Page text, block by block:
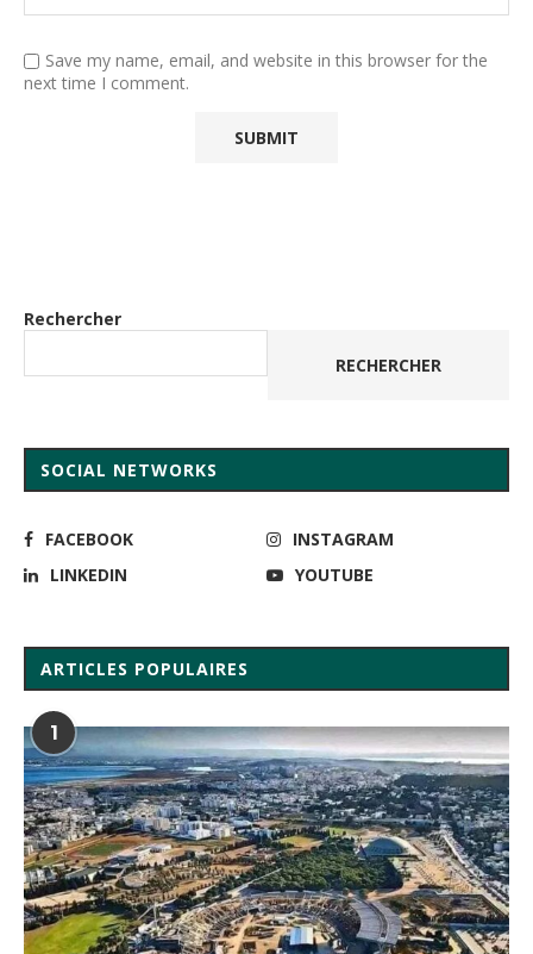
Save my name, email, and website in this browser for the
next time I comment.
Rechercher
RECHERCHER
SOCIAL NETWORKS
FACEBOOK
INSTAGRAM
LINKEDIN
YOUTUBE
ARTICLES POPULAIRES
1